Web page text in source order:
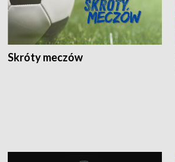
Skróty meczów